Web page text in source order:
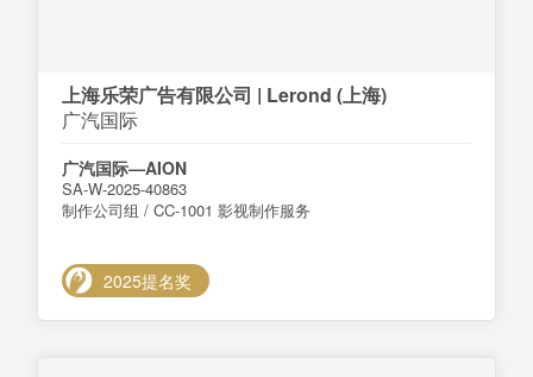
上海乐荣广告有限公司 | Lerond (上海)
广汽国际
广汽国际—AION
SA-W-2025-40863
制作公司组 / CC-1001 影视制作服务
2025提名奖